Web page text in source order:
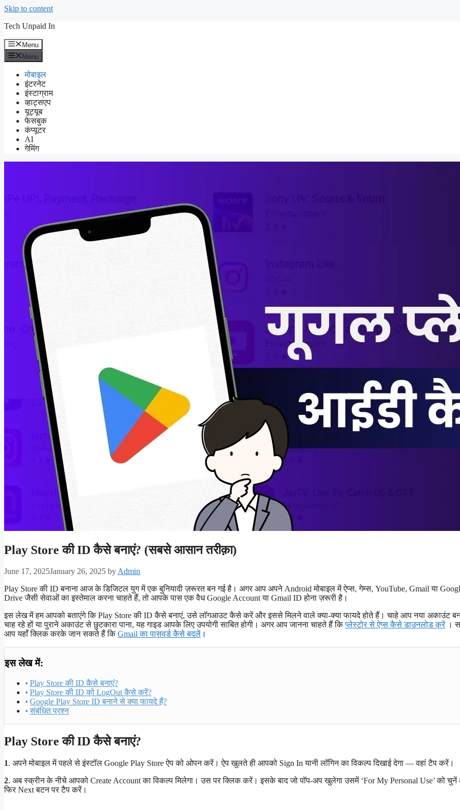
Skip to content
Tech Unpaid In
Menu
Menu
मोबाइल
इंटरनेट
इंस्टाग्राम
व्हाट्सएप
यूट्यूब
फेसबुक
कंप्यूटर
AI
गेमिंग
Play Store की ID कैसे बनाएं? (सबसे आसान तरीक़ा)
June 17, 2025January 26, 2025 byAdmin
Play Store की ID बनाना आज के डिजिटल युग में एक बुनियादी ज़रूरत बन गई है। अगर आप अपने Android मोबाइल में ऐप्स, गेम्स, YouTube, Gmail या
Drive जैसी सेवाओं का इस्तेमाल करना चाहते हैं, तो आपके पास एक वैध Google Account या Gmail ID होना ज़रूरी है।
इस लेख में हम आपको बताएंगे कि Play Store की ID कैसे बनाएं, उसे लॉगआउट कैसे करें और इससे मिलने वाले क्या-क्या फायदे होते हैं। चाहे आप नया अकाउंट
चाह रहे हों या पुराने अकाउंट से छुटकारा पाना, यह गाइड आपके लिए उपयोगी साबित होगी। अगर आप जानना चाहते हैं किप्लेस्टोर से ऐप्स कैसे डाउनलोड करें ।
आप यहाँ क्लिक करके जान सकते हैं किGmail का पासवर्ड कैसे बदलें ।
इस लेख में:
Play Store की ID कैसे बनाएं?
Play Store की ID को LogOut कैसे करें?
Google Play Store ID बनाने से क्या फायदे हैं?
संबंधित प्रश्न
Play Store की ID कैसे बनाएं?
1. अपने मोबाइल में पहले से इंस्टॉल Google Play Store ऐप को ओपन करें। ऐप खुलते ही आपको Sign In यानी लॉगिन का विकल्प दिखाई देगा — वहां टैप करें।
2. अब स्क्रीन के नीचे आपको Create Account का विकल्प मिलेगा। उस पर क्लिक करें। इसके बाद जो पॉप-अप खुलेगा उसमें ‘For My Personal Use’ को
फिर Next बटन पर टैप करें।